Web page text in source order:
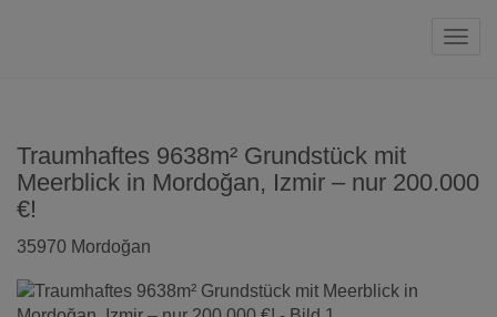
Traumhaftes 9638m² Grundstück mit
Meerblick in Mordoğan, Izmir – nur 200.000
€!
35970 Mordoğan